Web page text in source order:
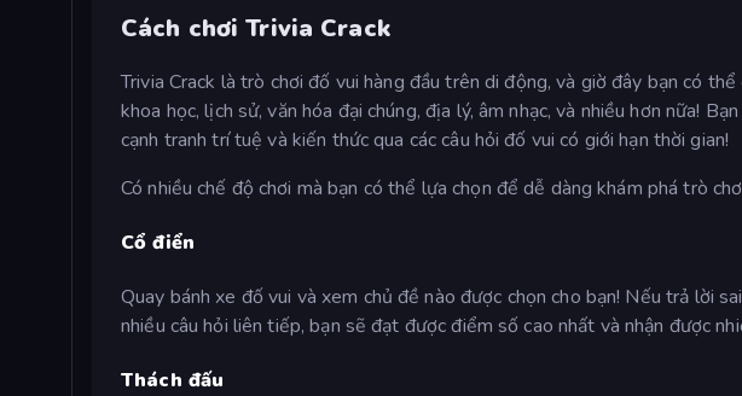
Cách chơi Trivia Crack
Trivia Crack là trò chơi đố vui hàng đầu trên di động, và giờ đây bạn có
khoa học, lịch sử, văn hóa đại chúng, địa lý, âm nhạc, và nhiều hơn nữa!
cạnh tranh trí tuệ và kiến thức qua các câu hỏi đố vui có giới hạn thời gian!
Có nhiều chế độ chơi mà bạn có thể lựa chọn để dễ dàng khám phá trò
Cổ điển
Quay bánh xe đố vui và xem chủ đề nào được chọn cho bạn! Nếu trả lời
nhiều câu hỏi liên tiếp, bạn sẽ đạt được điểm số cao nhất và nhận được
Thách đấu